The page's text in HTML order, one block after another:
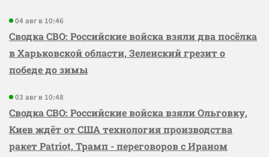
04 авг в 10:46
Сводка СВО: Российские войска взяли два посёлка
в Харьковской области, Зеленский грезит о
победе до зимы
03 авг в 10:48
Сводка СВО: Российские войска взяли Ольговку,
Киев ждёт от США технология производства
ракет Patriot, Трамп - переговоров с Ираном